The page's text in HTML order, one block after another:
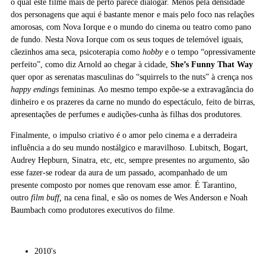
o qual este filme mais de perto parece dialogar. Menos pela densidade
dos personagens que aqui é bastante menor e mais pelo foco nas relações
amorosas, com Nova Iorque e o mundo do cinema ou teatro como pano
de fundo. Nesta Nova Iorque com os seus toques de telemóvel iguais,
cãezinhos ama seca, psicoterapia como hobbye o tempo “opressivamente
perfeito”, como diz Arnold ao chegar à cidade, She’s Funny That Way
quer opor as serenatas masculinas do “squirrels to the nuts” à crença nos
happy endings femininas. Ao mesmo tempo expõe-se a extravagância do
dinheiro e os prazeres da carne no mundo do espectáculo, feito de birras,
apresentações de perfumes e audições-cunha às filhas dos produtores.
Finalmente, o impulso criativo é o amor pelo cinema e a derradeira
influência a do seu mundo nostálgico e maravilhoso. Lubitsch, Bogart,
Audrey Hepburn, Sinatra, etc, etc, sempre presentes no argumento, são
esse fazer-se rodear da aura de um passado, acompanhado de um
presente composto por nomes que renovam esse amor. É Tarantino,
outro film buff, na cena final, e são os nomes de Wes Anderson e Noah
Baumbach como produtores executivos do filme.
2010's